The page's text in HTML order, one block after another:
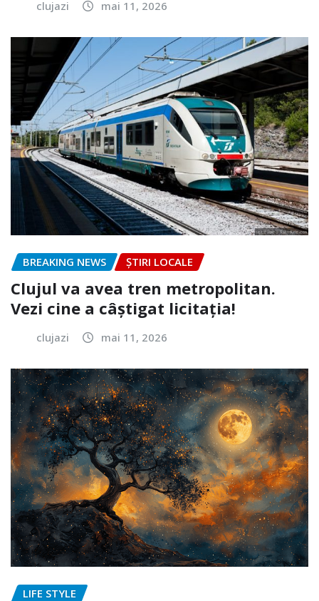
clujazi mai 11, 2026
BREAKING NEWS ȘTIRI LOCALE
Clujul va avea tren metropolitan.
Vezi cine a câștigat licitația!
clujazi mai 11, 2026
LIFE STYLE